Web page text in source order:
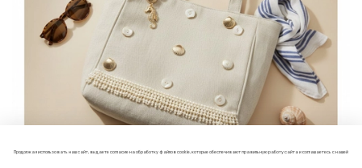
Продолжая использовать наш сайт, вы даете согласие на обработку файлов cookie, которые обеспечивают правильную работу сайта и соглашаетесь с нашей